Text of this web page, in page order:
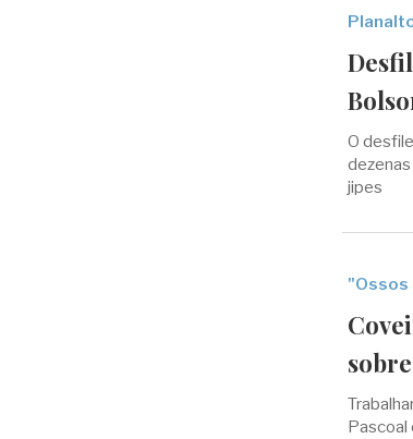
O
jipes
Pascoal